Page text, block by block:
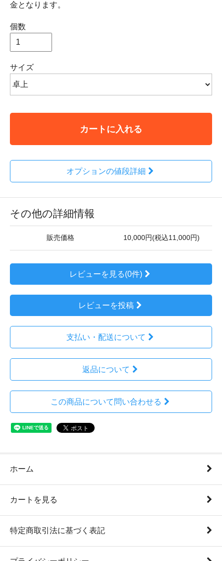
金となります。
個数
サイズ
カートに入れる
オプションの値段詳細
その他の詳細情報
販売価格 10,000円(税込11,000円)
レビューを見る(0件)
レビューを投稿
支払い・配送について
返品について
この商品について問い合わせる
ホーム
カートを見る
特定商取引法に基づく表記